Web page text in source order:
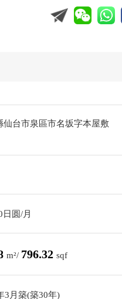
仙台市泉區市名坂字本屋敷
日圆/月
m²/ 796.32 sqf
3月築(築30年)